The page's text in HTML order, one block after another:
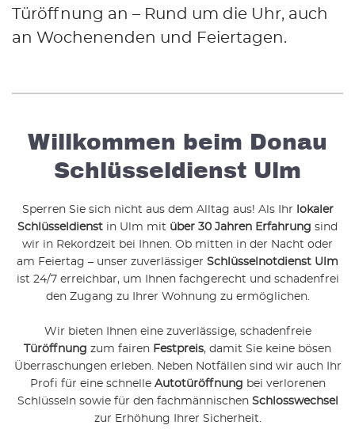
Türöffnung an – Rund um die Uhr, auch
an Wochenenden und Feiertagen.
Willkommen beim Donau
Schlüsseldienst Ulm
Sperren Sie sich nicht aus dem Alltag aus! Als Ihr
lokaler
Schlüsseldienst in Ulm mit über 30 Jahren Erfahrung sind
wir in Rekordzeit bei Ihnen. Ob mitten in der Nacht oder
am Feiertag – unser zuverlässiger Schlüsselnotdienst Ulm
ist 24/7 erreichbar, um Ihnen fachgerecht und schadenfrei
den Zugang zu Ihrer Wohnung zu ermöglichen.
Wir bieten Ihnen eine zuverlässige, schadenfreie
Türöffnung zum fairen Festpreis, damit Sie keine bösen
Überraschungen erleben. Neben Notfällen sind wir auch Ihr
Profi für eine schnelle Autotüröffnung bei verlorenen
Schlüsseln sowie für den fachmännischen Schlosswechsel
zur Erhöhung Ihrer Sicherheit.